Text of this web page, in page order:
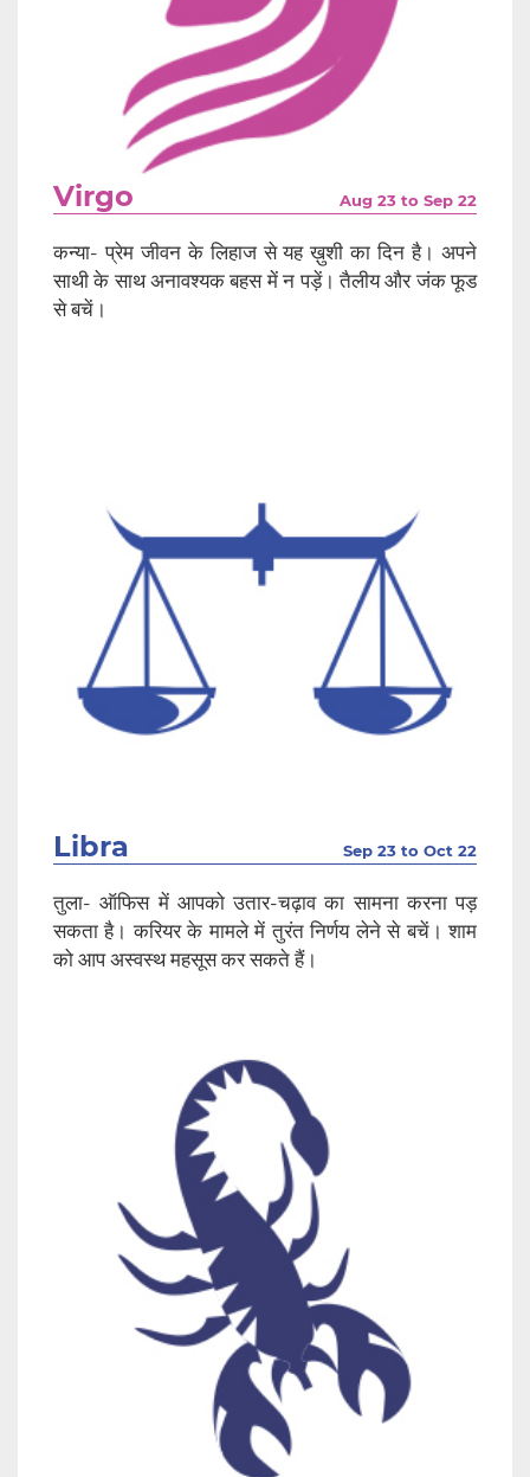
Virgo Aug 23 to Sep 22
कन्या- प्रेम जीवन के लिहाज से यह ख़ुशी का दिन है। अपने
साथी के साथ अनावश्यक बहस में न पड़ें। तैलीय और जंक फूड
से बचें।
Libra Sep 23 to Oct 22
तुला- ऑफिस में आपको उतार-चढ़ाव का सामना करना पड़
सकता है। करियर के मामले में तुरंत निर्णय लेने से बचें। शाम
को आप अस्वस्थ महसूस कर सकते हैं।